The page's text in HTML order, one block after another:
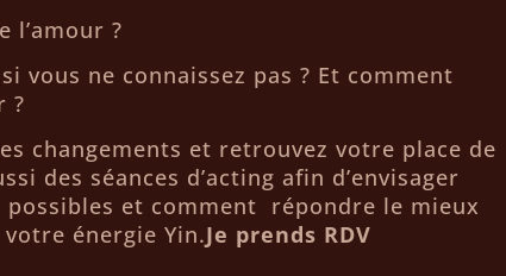
l’amour ?
vous ne connaissez pas ? Et comment
?
changements et retrouvez votre place de
des séances d’acting afin d’envisager
possibles et comment répondre le mieux
énergie Yin.Je prends RDV